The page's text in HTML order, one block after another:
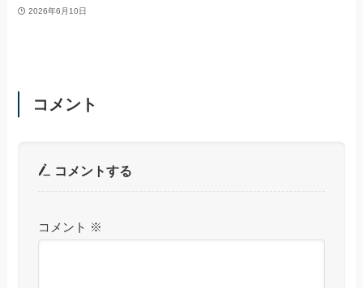
2026年6月10日
コメント
コメントする
コメント ※